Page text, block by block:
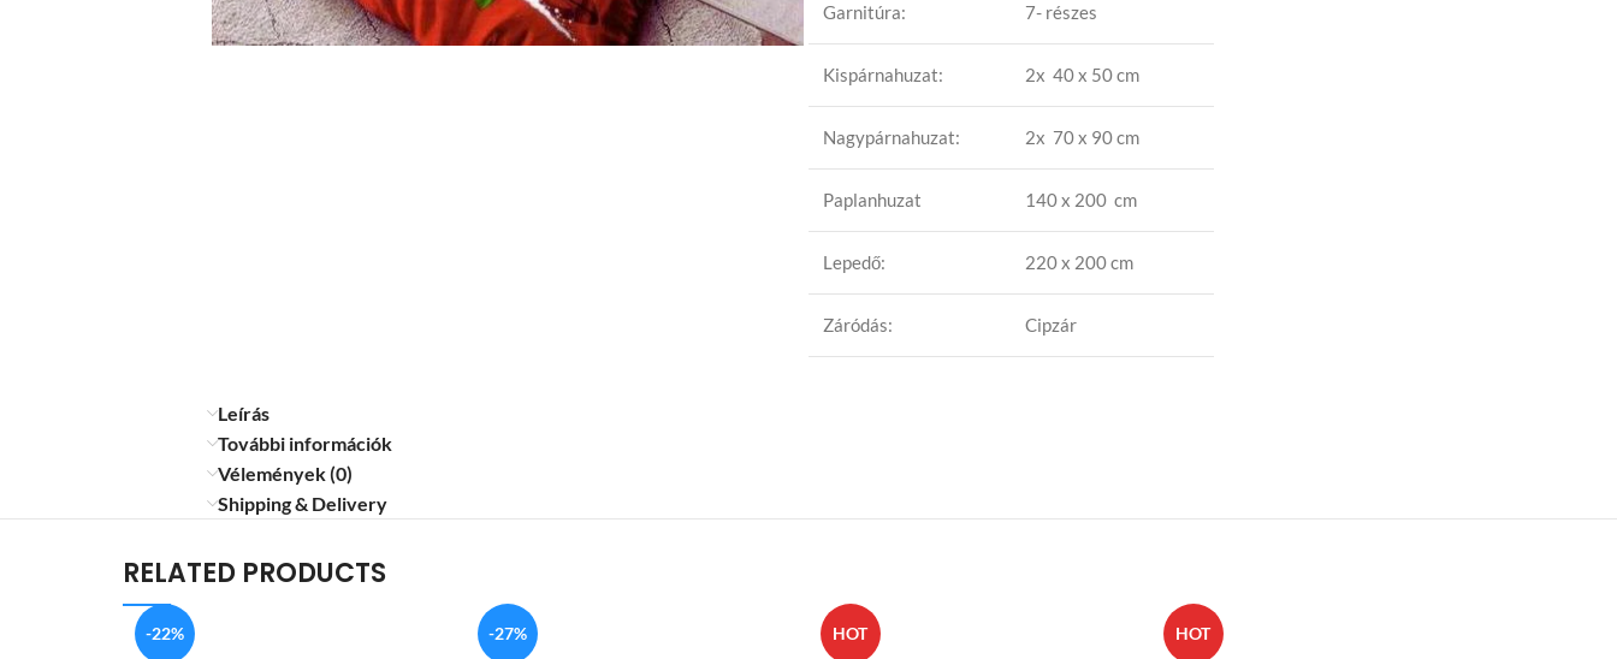
Garnitúra: 7- részes
Kispárnahuzat: 2x 40 x 50 cm
Nagypárnahuzat: 2x 70 x 90 cm
Paplanhuzat 140 x 200 cm
Lepedő: 220 x 200 cm
Záródás: Cipzár
Leírás
További információk
Vélemények (0)
Shipping & Delivery
RELATED PRODUCTS
-22% -27% HOT HOT